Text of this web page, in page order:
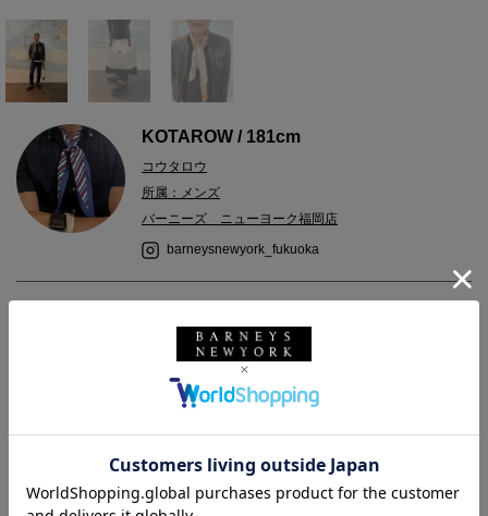
KOTAROW / 181cm
コウタロウ
所属：メンズ
バーニーズ ニューヨーク福岡店
barneysnewyork_fukuoka
レディースのスカーフを使ってみました。
バックは＜シャンボール セリエ＞のフラットキャンバス×レザート
ートバッグ。
ハンドル根革の曲線やエンブレムといったアクセント、革の風合
いが、当ブランドならではの品のある雰囲気を演出。